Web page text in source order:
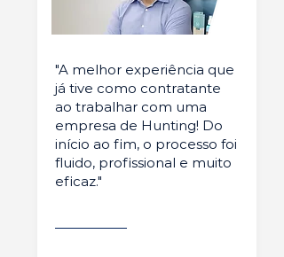
"A melhor experiência que
já tive como contratante
ao trabalhar com uma
empresa de Hunting! Do
início ao fim, o processo foi
fluido, profissional e muito
eficaz."